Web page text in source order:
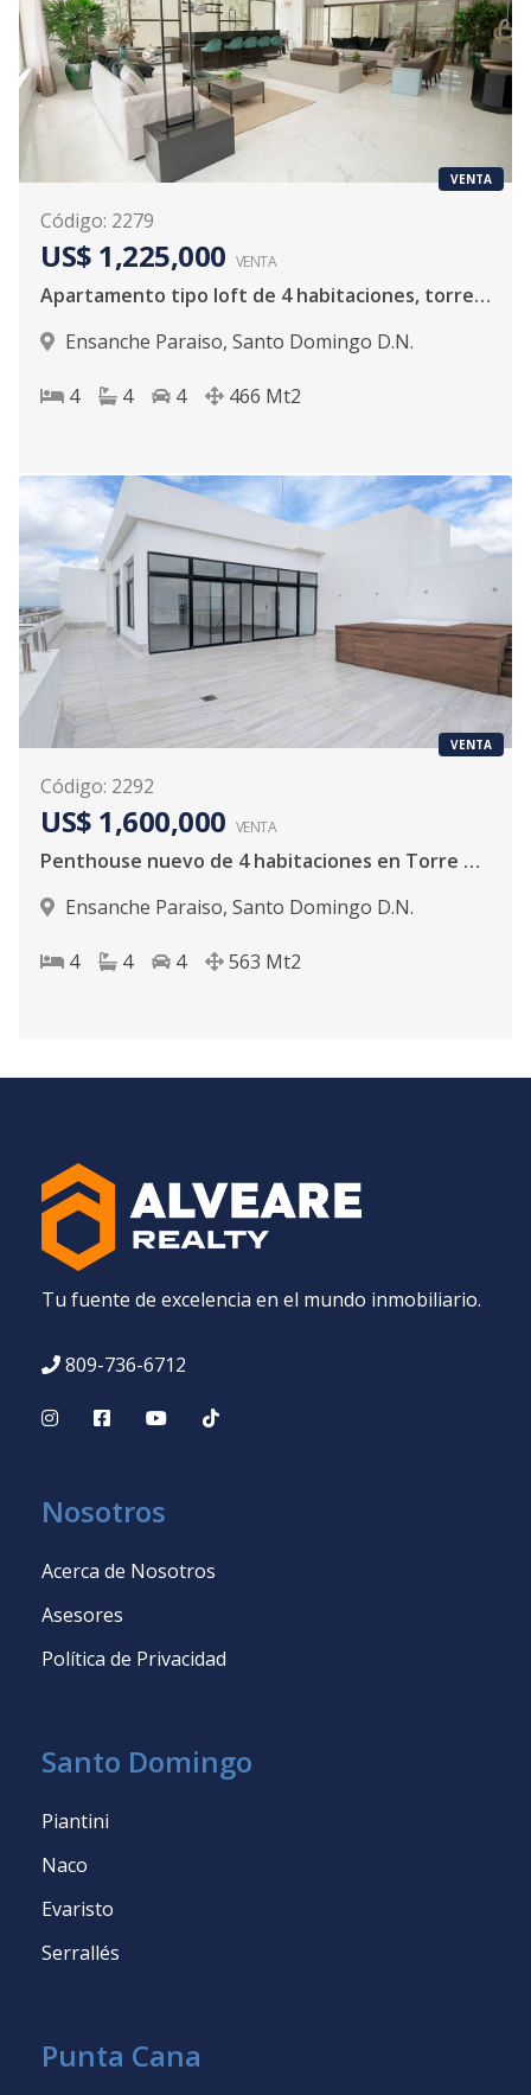
VENTA
Código: 2279
US$ 1,225,000 VENTA
Apartamento tipo loft de 4 habitaciones, torre de lujo en Paraiso
Ensanche Paraiso, Santo Domingo D.N.
4 4 4 466 Mt2
VENTA
Código: 2292
US$ 1,600,000 VENTA
Penthouse nuevo de 4 habitaciones en Torre de lujo en Piantini - Paraiso
Ensanche Paraiso, Santo Domingo D.N.
4 4 4 563 Mt2
Tu fuente de excelencia en el mundo inmobiliario.
809-736-6712
Nosotros
Acerca de Nosotros
Asesores
Política de Privacidad
Santo Domingo
Piantini
Naco
Evaristo
Serrallés
Punta Cana